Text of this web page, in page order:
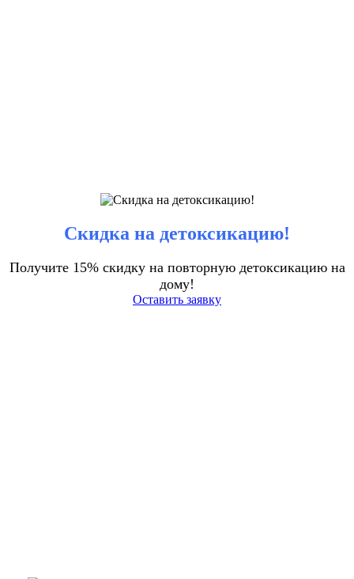
Скидка на детоксикацию!
Получите 15% скидку на повторную детоксикацию на
дому!
Оставить заявку